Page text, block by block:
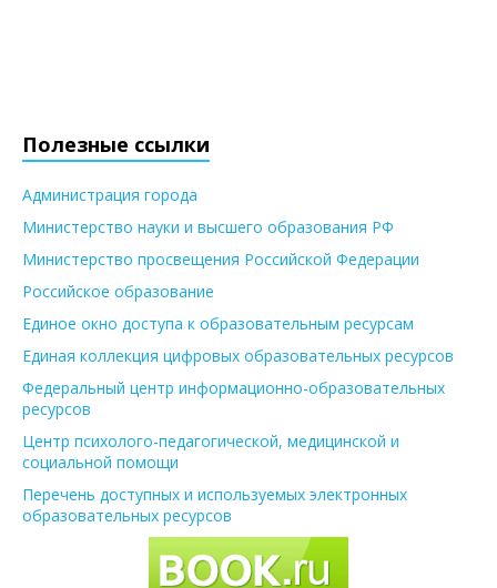
Полезные ссылки
Администрация города
Министерство науки и высшего образования РФ
Министерство просвещения Российской Федерации
Российское образование
Единое окно доступа к образовательным ресурсам
Единая коллекция цифровых образовательных ресурсов
Федеральный центр информационно-образовательных
ресурсов
Центр психолого-педагогической, медицинской и
социальной помощи
Перечень доступных и используемых электронных
образовательных ресурсов